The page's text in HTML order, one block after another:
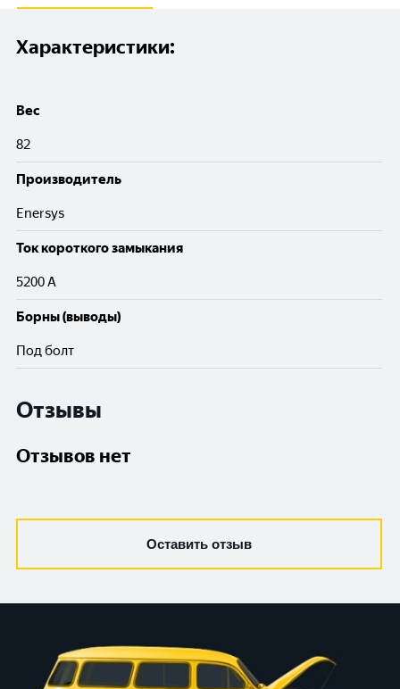
Характеристики:
Вес
82
Производитель
Enersys
Ток короткого замыкания
5200 A
Борны (выводы)
Под болт
Отзывы
Отзывов нет
Оставить отзыв